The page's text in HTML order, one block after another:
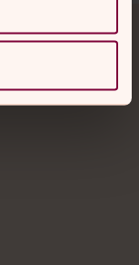
chatta anonymt